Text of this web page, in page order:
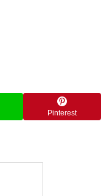
Pinterest